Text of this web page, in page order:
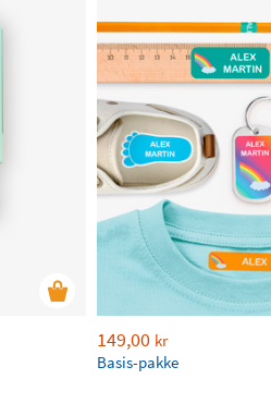
149,00 kr
Basis-pakke